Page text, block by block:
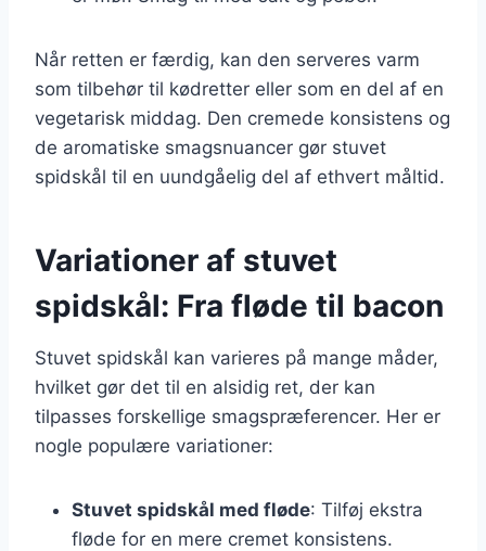
Når retten er færdig, kan den serveres varm
som tilbehør til kødretter eller som en del af en
vegetarisk middag. Den cremede konsistens og
de aromatiske smagsnuancer gør stuvet
spidskål til en uundgåelig del af ethvert måltid.
Variationer af stuvet
spidskål: Fra fløde til bacon
Stuvet spidskål kan varieres på mange måder,
hvilket gør det til en alsidig ret, der kan
tilpasses forskellige smagspræferencer. Her er
nogle populære variationer:
Stuvet spidskål med fløde: Tilføj ekstra
fløde for en mere cremet konsistens.